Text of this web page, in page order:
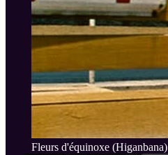
Fleurs d'équinoxe (Higanbana)